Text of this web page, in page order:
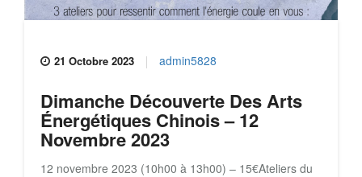
21 Octobre 2023 admin5828
Dimanche Découverte Des Arts
Énergétiques Chinois – 12
Novembre 2023
12 novembre 2023 (10h00 à 13h00) – 15€Ateliers du